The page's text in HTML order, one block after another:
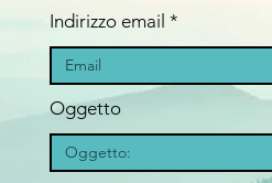
Indirizzo email
Oggetto